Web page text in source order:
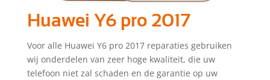
Huawei Y6 pro 2017
Voor alle Huawei Y6 pro 2017 reparaties gebruiken
wij onderdelen van zeer hoge kwaliteit, die uw
telefoon niet zal schaden en de garantie op uw